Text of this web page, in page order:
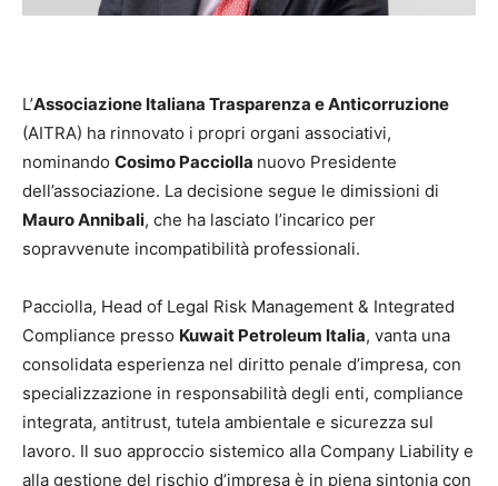
L’Associazione Italiana Trasparenza e Anticorruzione
(AITRA) ha rinnovato i propri organi associativi,
nominando Cosimo Pacciolla nuovo Presidente
dell’associazione. La decisione segue le dimissioni di
Mauro Annibali, che ha lasciato l’incarico per
sopravvenute incompatibilità professionali.
Pacciolla, Head of Legal Risk Management & Integrated
Compliance presso Kuwait Petroleum Italia, vanta una
consolidata esperienza nel diritto penale d’impresa, con
specializzazione in responsabilità degli enti, compliance
integrata, antitrust, tutela ambientale e sicurezza sul
lavoro. Il suo approccio sistemico alla Company Liability e
alla gestione del rischio d’impresa è in piena sintonia con